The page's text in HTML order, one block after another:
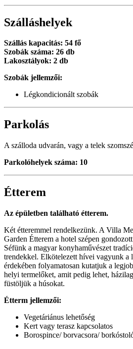
Szálláshelyek
Szállás kapacitás: 54 fő
Szobák száma: 26 db
Lakosztályok: 2 db
Szobák jellemzői:
Légkondicionált szobák
Parkolás
A szálloda udvarán, vagy a telek
Parkolóhelyek száma: 10
Étterem
Az épületben található étterem.
Két étteremmel rendelkezünk. A Villa
Garden Étterem a hotel szépen
Séfünk a magyar konyhaművészet
trendekkel. Elkötelezett hívei vagyunk a
érdekében folyamatosan kutatjuk a
helyi termelőket, amit pedig lehet,
füstöljük a húsokat.
Étterm jellemzői:
Vegetáriánus lehetőség
Kert vagy terasz kapcsolatos
Borospince/ borvacsora/